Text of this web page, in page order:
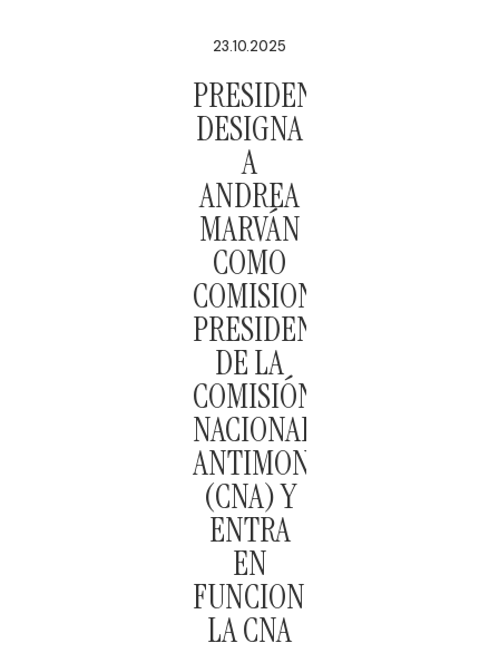
23.10.2025
PRESIDENCIA
DESIGNA
A
ANDREA
MARVÁN
COMO
COMISIONADA
PRESIDENTA
DE LA
COMISIÓN
NACIONAL
ANTIMONOPOLIO
(CNA) Y
ENTRA
EN
FUNCIONES
LA CNA